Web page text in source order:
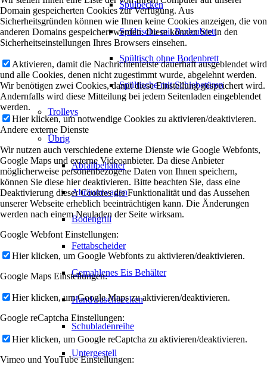
Spülbecken
Spültische mit Bodenbrett
Spültisch ohne Bodenbrett
Spültische mit Schiebetüren
Trolleys
Übrig
Abfallbehälter
Abräumwagen
Bodengrill
Fettabscheider
Gemahlenes Eis Behälter
Handwaschbecken
Schubladenreihe
Untergestell
Domain gespeicherten Cookies zur Verfügung. Aus
Sicherheitsgründen können wie Ihnen keine Cookies anzeigen, die von
anderen Domains gespeichert werden. Diese können Sie in den
Sicherheitseinstellungen Ihres Browsers einsehen.
Aktivieren, damit die Nachrichtenleiste dauerhaft ausgeblendet wird
und alle Cookies, denen nicht zugestimmt wurde, abgelehnt werden.
Wir benötigen zwei Cookies, damit diese Einstellung gespeichert wird.
Andernfalls wird diese Mitteilung bei jedem Seitenladen eingeblendet
werden.
Hier klicken, um notwendige Cookies zu aktivieren/deaktivieren.
Andere externe Dienste
Wir nutzen auch verschiedene externe Dienste wie Google Webfonts,
Google Maps und externe Videoanbieter. Da diese Anbieter
möglicherweise personenbezogene Daten von Ihnen speichern,
können Sie diese hier deaktivieren. Bitte beachten Sie, dass eine
Deaktivierung dieser Cookies die Funktionalität und das Aussehen
unserer Webseite erheblich beeinträchtigen kann. Die Änderungen
werden nach einem Neuladen der Seite wirksam.
Google Webfont Einstellungen:
Hier klicken, um Google Webfonts zu aktivieren/deaktivieren.
Google Maps Einstellungen:
Hier klicken, um Google Maps zu aktivieren/deaktivieren.
Google reCaptcha Einstellungen:
Hier klicken, um Google reCaptcha zu aktivieren/deaktivieren.
Vimeo und YouTube Einstellungen: